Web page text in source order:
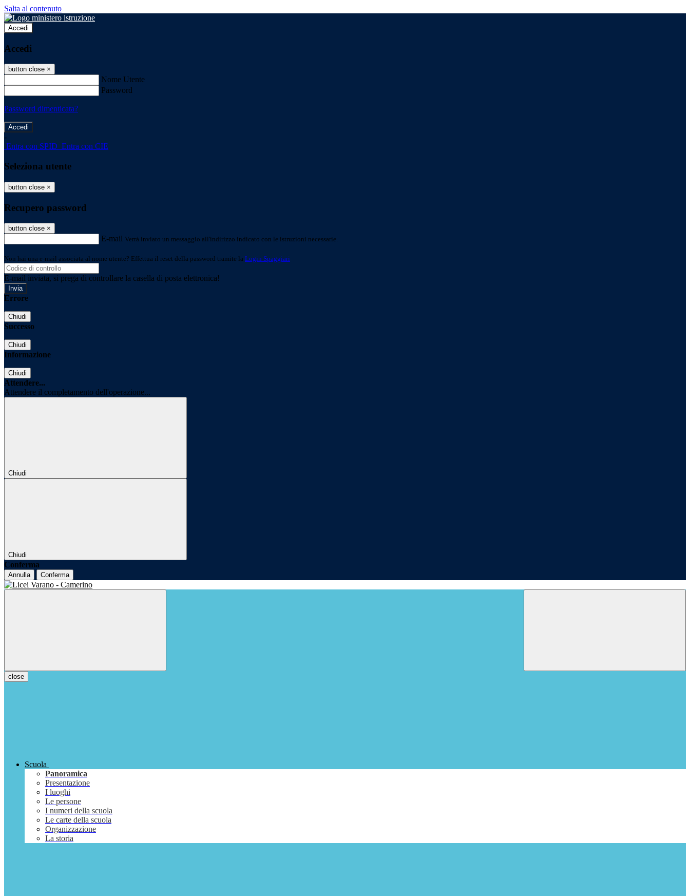
Salta al contenuto
Accedi
Accedi
button close ×
Nome Utente
Password
Password dimenticata?
-
Entra con SPID Entra con CIE
Seleziona utente
button close ×
Recupero password
button close ×
E-mail Verrà inviato un messaggio all'indirizzo indicato con le istruzioni necessarie.
Non hai una e-mail associata al nome utente? Effettua il reset della password tramite la Login Spaggiari
E-mail inviata, si prega di controllare la casella di posta elettronica!
Errore
Chiudi
Successo
Chiudi
Informazione
Chiudi
Attendere...
Attendere il completamento dell'operazione...
Chiudi
Chiudi
Conferma
Annulla Conferma
close
Scuola
Panoramica
Presentazione
I luoghi
Le persone
I numeri della scuola
Le carte della scuola
Organizzazione
La storia